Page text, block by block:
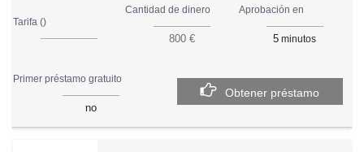
Tarifa ()
Cantidad de dinero
800 €
Aprobación en
5 minutos
Primer préstamo gratuito
no
Obtener préstamo